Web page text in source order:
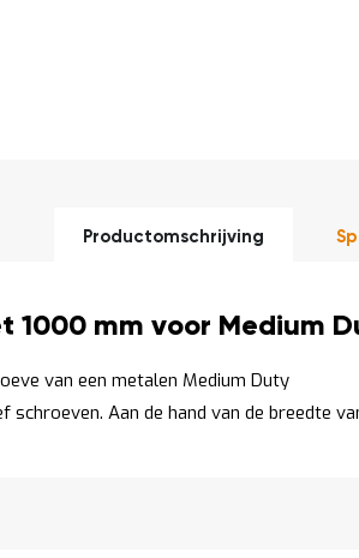
Productomschrijving
1000 mm voor Medium
van een metalen Medium Duty
schroeven. Aan de hand van de breedte